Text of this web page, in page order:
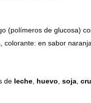
(polímeros de glucosa)
en sabor
de leche huevo soja